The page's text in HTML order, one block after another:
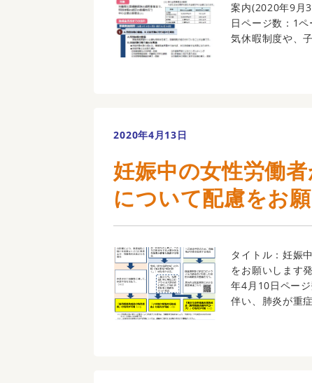
案内(2020年9月
日ページ数：1
気休暇制度や、
2020年4月13日
妊娠中の女性労働
について配慮をお
タイトル：妊娠
をお願いします
年4月10日ペー
伴い、肺炎が重